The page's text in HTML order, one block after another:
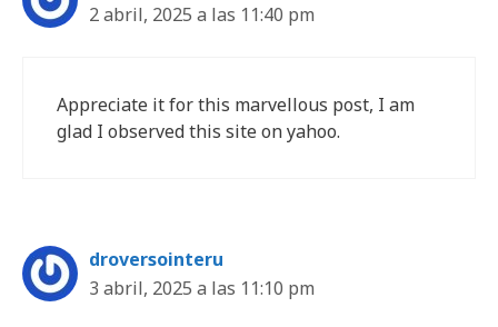
2 abril, 2025 a las 11:40 pm
Appreciate it for this marvellous post, I am
glad I observed this site on yahoo.
droversointeru
3 abril, 2025 a las 11:10 pm